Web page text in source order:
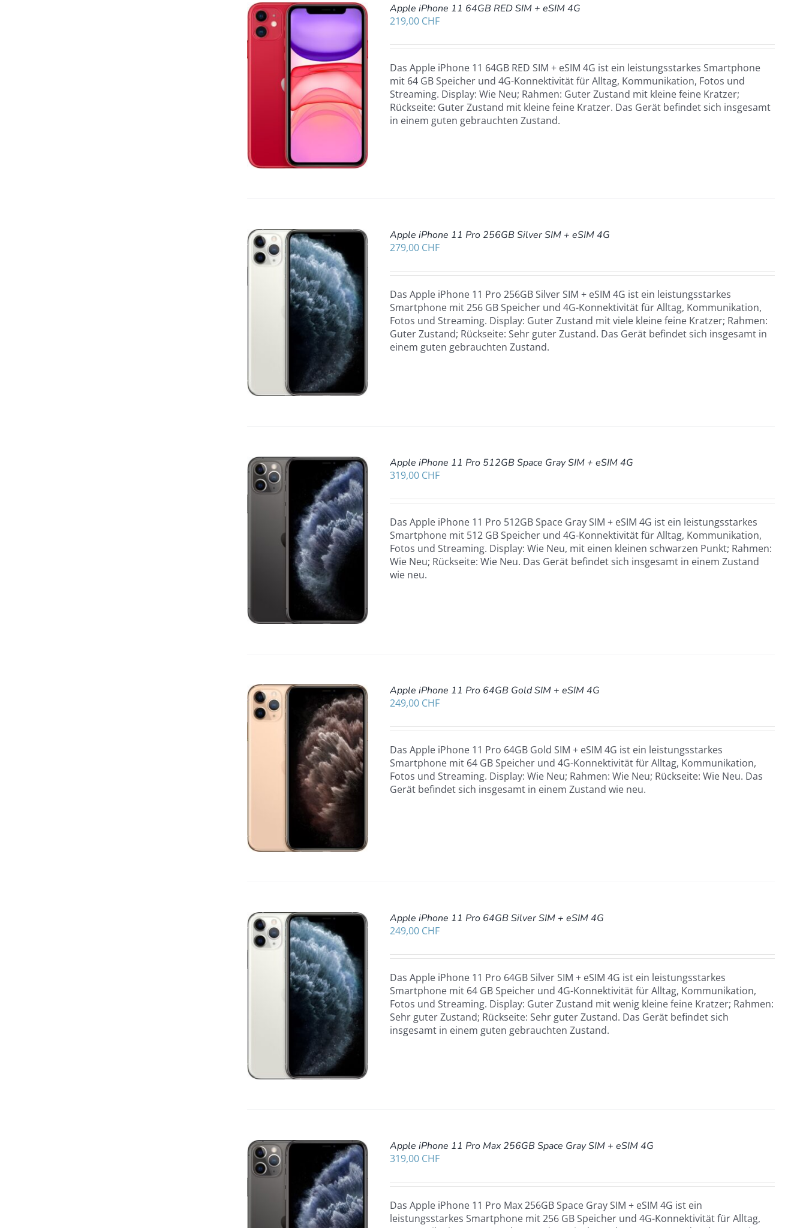
Apple iPhone 11 64GB RED SIM + eSIM 4G
219,00 CHF
Das Apple iPhone 11 64GB RED SIM + eSIM 4G ist ein leistungsstarkes Smartphone
mit 64 GB Speicher und 4G-Konnektivität für Alltag, Kommunikation, Fotos und
Streaming. Display: Wie Neu; Rahmen: Guter Zustand mit kleine feine Kratzer;
Rückseite: Guter Zustand mit kleine feine Kratzer. Das Gerät befindet sich insgesamt
in einem guten gebrauchten Zustand.
Apple iPhone 11 Pro 256GB Silver SIM + eSIM 4G
279,00 CHF
Das Apple iPhone 11 Pro 256GB Silver SIM + eSIM 4G ist ein leistungsstarkes
Smartphone mit 256 GB Speicher und 4G-Konnektivität für Alltag, Kommunikation,
Fotos und Streaming. Display: Guter Zustand mit viele kleine feine Kratzer; Rahmen:
Guter Zustand; Rückseite: Sehr guter Zustand. Das Gerät befindet sich insgesamt in
einem guten gebrauchten Zustand.
Apple iPhone 11 Pro 512GB Space Gray SIM + eSIM 4G
319,00 CHF
Das Apple iPhone 11 Pro 512GB Space Gray SIM + eSIM 4G ist ein leistungsstarkes
Smartphone mit 512 GB Speicher und 4G-Konnektivität für Alltag, Kommunikation,
Fotos und Streaming. Display: Wie Neu, mit einen kleinen schwarzen Punkt; Rahmen:
Wie Neu; Rückseite: Wie Neu. Das Gerät befindet sich insgesamt in einem Zustand
wie neu.
Apple iPhone 11 Pro 64GB Gold SIM + eSIM 4G
249,00 CHF
Das Apple iPhone 11 Pro 64GB Gold SIM + eSIM 4G ist ein leistungsstarkes
Smartphone mit 64 GB Speicher und 4G-Konnektivität für Alltag, Kommunikation,
Fotos und Streaming. Display: Wie Neu; Rahmen: Wie Neu; Rückseite: Wie Neu. Das
Gerät befindet sich insgesamt in einem Zustand wie neu.
Apple iPhone 11 Pro 64GB Silver SIM + eSIM 4G
249,00 CHF
Das Apple iPhone 11 Pro 64GB Silver SIM + eSIM 4G ist ein leistungsstarkes
Smartphone mit 64 GB Speicher und 4G-Konnektivität für Alltag, Kommunikation,
Fotos und Streaming. Display: Guter Zustand mit wenig kleine feine Kratzer; Rahmen:
Sehr guter Zustand; Rückseite: Sehr guter Zustand. Das Gerät befindet sich
insgesamt in einem guten gebrauchten Zustand.
Apple iPhone 11 Pro Max 256GB Space Gray SIM + eSIM 4G
319,00 CHF
Das Apple iPhone 11 Pro Max 256GB Space Gray SIM + eSIM 4G ist ein
leistungsstarkes Smartphone mit 256 GB Speicher und 4G-Konnektivität für Alltag,